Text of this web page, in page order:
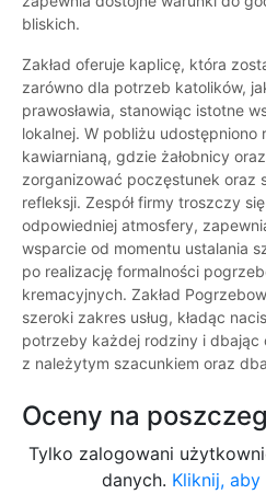
bliskich.
Zakład oferuje kaplicę, która
zarówno dla potrzeb katolików,
prawosławia, stanowiąc istotne
lokalnej. W pobliżu udostępniono
kawiarnianą, gdzie żałobnicy
zorganizować poczęstunek oraz
refleksji. Zespół firmy troszczy
odpowiedniej atmosfery,
wsparcie od momentu ustalania
po realizację formalności
kremacyjnych. Zakład
szeroki zakres usług, kładąc
potrzeby każdej rodziny i dbając
z należytym szacunkiem oraz
Oceny na
Tylko zalogowani
danych. Kliknij,